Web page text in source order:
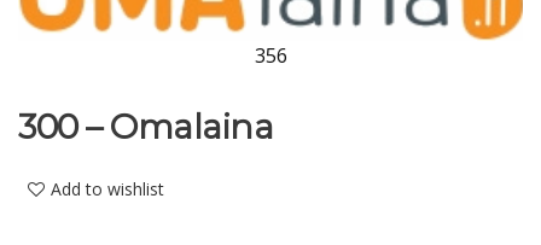
356
300 – Omalaina
Add to wishlist